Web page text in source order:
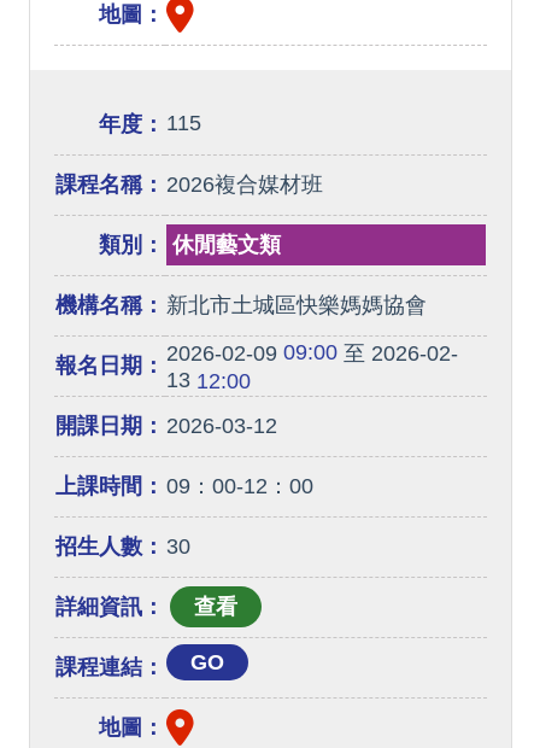
地圖：
年度： 115
課程名稱： 2026複合媒材班
類別： 休閒藝文類
機構名稱： 新北市土城區快樂媽媽協會
報名日期： 2026-02-0909:00至 2026-02-
1312:00
開課日期： 2026-03-12
上課時間： 09：00-12：00
招生人數： 30
詳細資訊：
課程連結： GO
地圖：